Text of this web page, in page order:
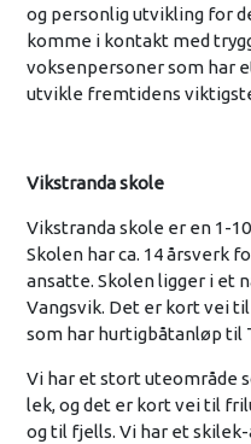
og personlig utvikling for
komme i kontakt med
voksenpersoner som har
utvikle fremtidens
Vikstranda skole
Vikstranda skole er en 1-
Skolen har ca. 14 årsverk
ansatte. Skolen ligger i et
Vangsvik. Det er kort vei
som har hurtigbåtanløp til
Vi har et stort uteområde
lek, og det er kort vei til
og til fjells. Vi har et skilek-